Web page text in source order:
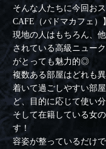
そんな人たちに今回お
CAFE（パドマカフェ）
現地の人はもちろん、
されている高級ニュー
がとっても魅力的◎
複数ある部屋はどれも
着いて過ごしやすい部
ど、目的に応じて使い
そして在籍している女
す！
容姿が整っているだけ